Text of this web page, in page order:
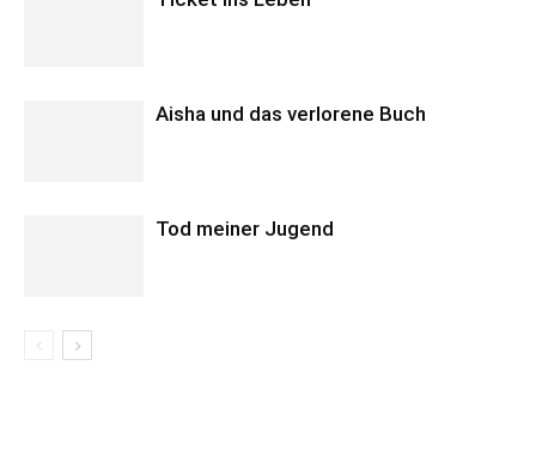
Aisha und das verlorene Buch
Tod meiner Jugend